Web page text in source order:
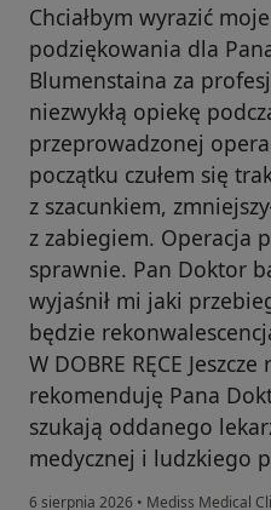
Chciałbym wyrazić
podziękowania dla
Blumenstaina za
niezwykłą opiekę
przeprowadzonej
początku czułem się
z szacunkiem,
z zabiegiem. Operacja
sprawnie. Pan Doktor
wyjaśnił mi jaki
będzie
W DOBRE RĘCE
rekomenduję Pana
szukają oddanego
medycznej i ludzkiego
6 sierpnia 2026 • Mediss Medical